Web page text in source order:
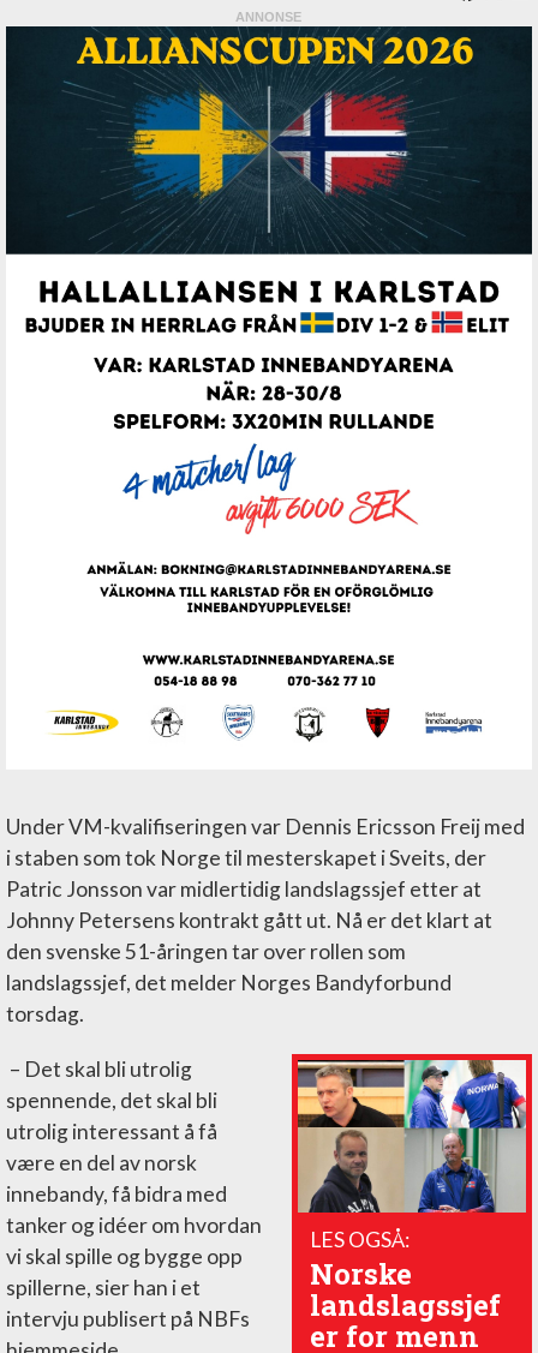
Under VM-kvalifiseringen var Dennis Ericsson Freij med
i staben som tok Norge til mesterskapet i Sveits, der
Patric Jonsson var midlertidig landslagssjef etter at
Johnny Petersens kontrakt gått ut. Nå er det klart at
den svenske 51-åringen tar over rollen som
landslagssjef, det melder Norges Bandyforbund
torsdag.
LES OGSÅ:
Norske
landslagssjef
er for menn
– Det skal bli utrolig
spennende, det skal bli
utrolig interessant å få
være en del av norsk
innebandy, få bidra med
tanker og idéer om hvordan
vi skal spille og bygge opp
spillerne, sier han i et
intervju publisert på NBFs